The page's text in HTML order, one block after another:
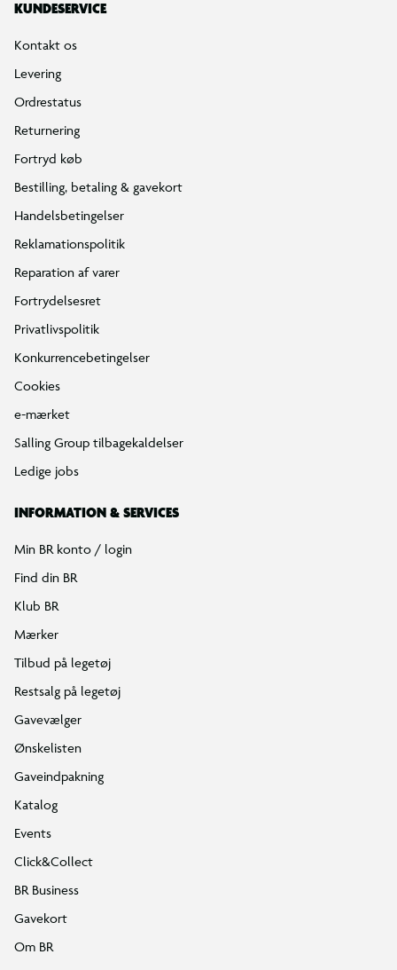
KUNDESERVICE
Kontakt os
Levering
Ordrestatus
Returnering
Fortryd køb
Bestilling, betaling & gavekort
Handelsbetingelser
Reklamationspolitik
Reparation af varer
Fortrydelsesret
Privatlivspolitik
Konkurrencebetingelser
Cookies
e-mærket
Salling Group tilbagekaldelser
Ledige jobs
INFORMATION & SERVICES
Min BR konto / login
Find din BR
Klub BR
Mærker
Tilbud på legetøj
Restsalg på legetøj
Gavevælger
Ønskelisten
Gaveindpakning
Katalog
Events
Click&Collect
BR Business
Gavekort
Om BR